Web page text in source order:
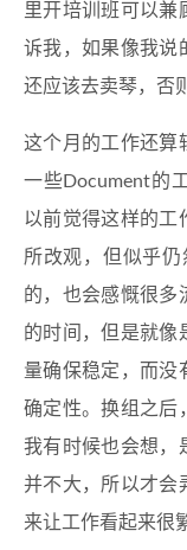
里开培训班可以兼
诉我，如果像我说
还应该去卖琴，否
这个月的工作还算
一些Document的
以前觉得这样的工
所改观，但似乎
的，也会感慨很多
的时间，但是就像
量确保稳定，而没
确定性。换组之后
我有时候也会想，
并不大，所以才会
来让工作看起来很